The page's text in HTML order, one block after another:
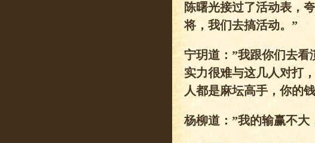
陈曙光接过了活动表，
将，我们去搞活动。”
宁玥道：”我跟你们去
实力很难与这几人对打
人都是麻坛高手，你的
杨柳道：”我的输赢不大